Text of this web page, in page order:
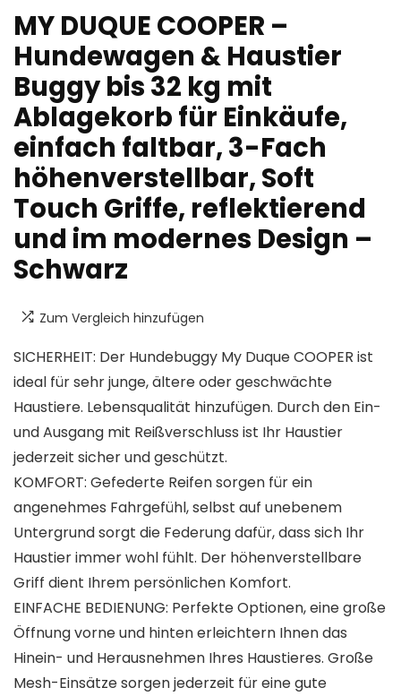
MY DUQUE COOPER –
Hundewagen & Haustier
Buggy bis 32 kg mit
Ablagekorb für Einkäufe,
einfach faltbar, 3-Fach
höhenverstellbar, Soft
Touch Griffe, reflektierend
und im modernes Design –
Schwarz
Zum Vergleich hinzufügen
SICHERHEIT: Der Hundebuggy My Duque COOPER ist
ideal für sehr junge, ältere oder geschwächte
Haustiere. Lebensqualität hinzufügen. Durch den Ein-
und Ausgang mit Reißverschluss ist Ihr Haustier
jederzeit sicher und geschützt.
KOMFORT: Gefederte Reifen sorgen für ein
angenehmes Fahrgefühl, selbst auf unebenem
Untergrund sorgt die Federung dafür, dass sich Ihr
Haustier immer wohl fühlt. Der höhenverstellbare
Griff dient Ihrem persönlichen Komfort.
EINFACHE BEDIENUNG: Perfekte Optionen, eine große
Öffnung vorne und hinten erleichtern Ihnen das
Hinein- und Herausnehmen Ihres Haustieres. Große
Mesh-Einsätze sorgen jederzeit für eine gute